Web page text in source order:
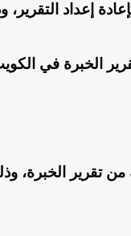
إعداد
الخبرة في
الخبرة،